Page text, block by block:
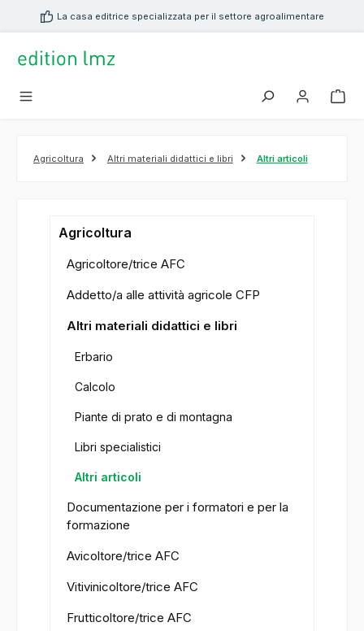
principaleLa casa editrice specializzata per il settore agroalimentare
Agricoltura Altri materiali didattici e libri Altri articoli
Agricoltura
Agricoltore/trice AFC
Addetto/a alle attività agricole CFP
Altri materiali didattici e libri
Erbario
Calcolo
Piante di prato e di montagna
Libri specialistici
Altri articoli
Documentazione per i formatori e per la
formazione
Avicoltore/trice AFC
Vitivinicoltore/trice AFC
Frutticoltore/trice AFC